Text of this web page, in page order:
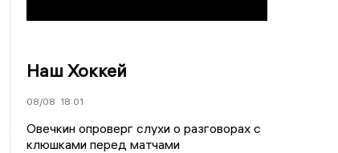
Наш Хоккей
08/08 18:01
Овечкин опроверг слухи о разговорах с
клюшками перед матчами